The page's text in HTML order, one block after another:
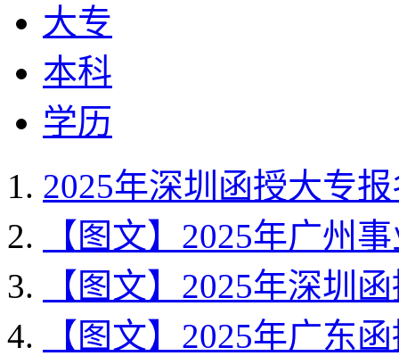
大专
本科
学历
2025年深圳函授大专
【图文】2025年广州
【图文】2025年深圳
【图文】2025年广东